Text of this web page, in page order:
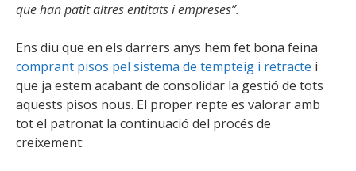
que han patit altres entitats i empreses”.
Ens diu que en els darrers anys hem fet bona feina
comprant pisos pel sistema de tempteig i retracte i
que ja estem acabant de consolidar la gestió de tots
aquests pisos nous. El proper repte es valorar amb
tot el patronat la continuació del procés de
creixement: